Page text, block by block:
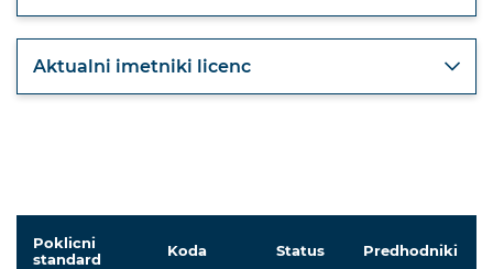
Aktualni imetniki licenc
Poklicni
standard
Koda Status Predhodniki